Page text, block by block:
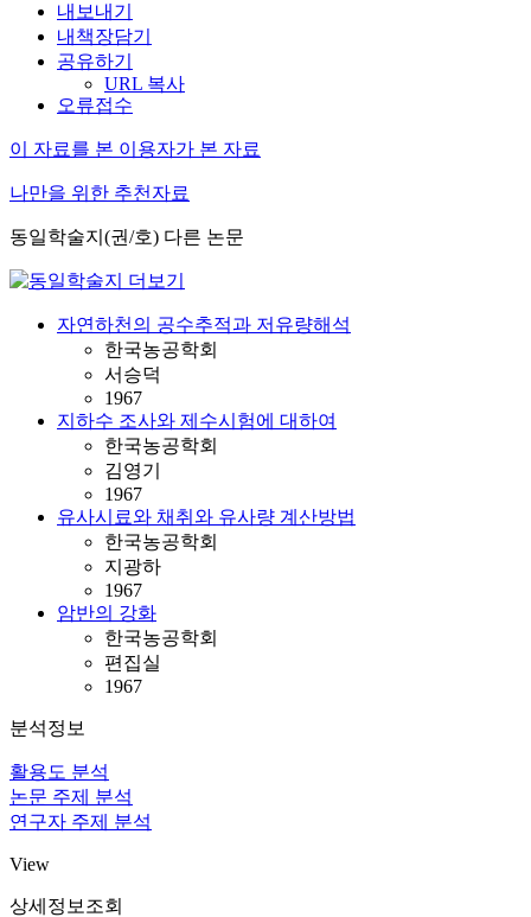
내보내기
내책장담기
공유하기
URL 복사
오류접수
이 자료를 본 이용자가 본 자료
나만을 위한 추천자료
동일학술지(권/호) 다른 논문
자연하천의 공수추적과 저유량해석
한국농공학회
서승덕
1967
지하수 조사와 제수시험에 대하여
한국농공학회
김영기
1967
유사시료와 채취와 유사량 계산방법
한국농공학회
지광하
1967
암반의 강화
한국농공학회
편집실
1967
분석정보
활용도 분석
논문 주제 분석
연구자 주제 분석
View
상세정보조회